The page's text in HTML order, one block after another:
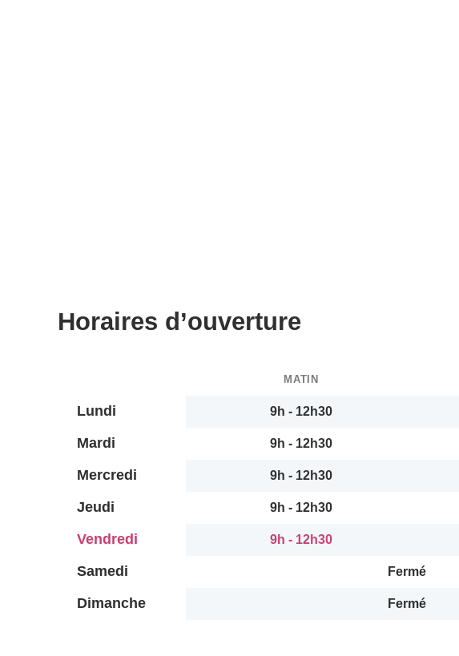
Horaires d’ouverture
MATIN
Lundi 9h - 12h30
Mardi 9h - 12h30
Mercredi 9h - 12h30
Jeudi 9h - 12h30
Vendredi 9h - 12h30
Samedi Fermé
Dimanche Fermé